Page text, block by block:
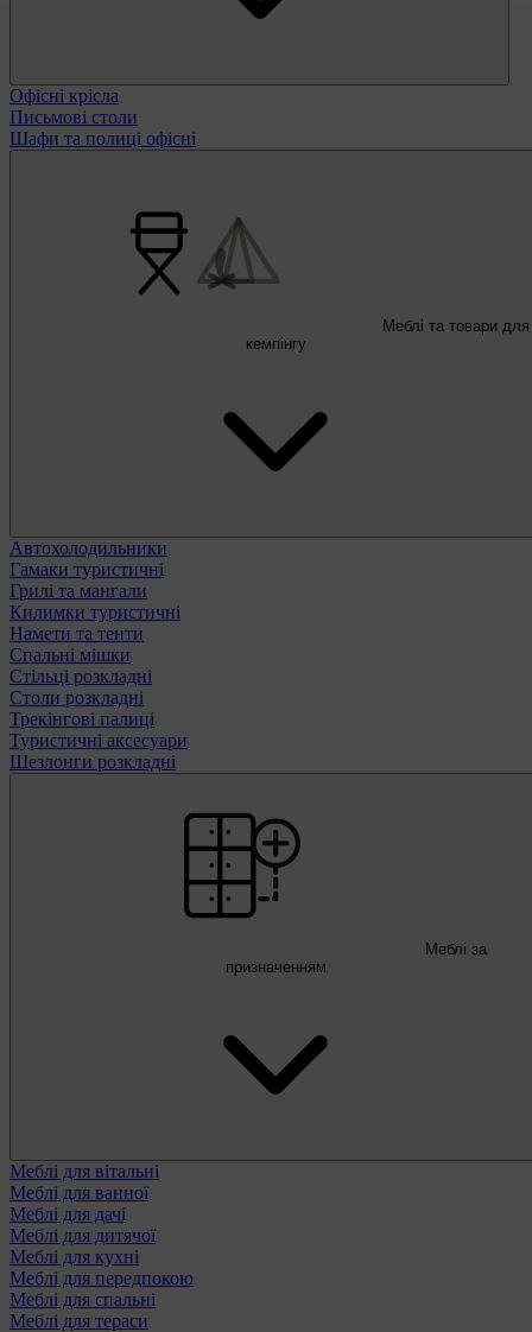
Офісні крісла
Письмові столи
Шафи та полиці офісні
Меблі та товари для
кемпінгу
Автохолодильники
Гамаки туристичні
Грилі та мангали
Килимки туристичні
Намети та тенти
Спальні мішки
Стільці розкладні
Столи розкладні
Трекінгові палиці
Туристичні аксесуари
Шезлонги розкладні
Меблі за
призначенням
Меблі для вітальні
Меблі для ванної
Меблі для дачі
Меблі для дитячої
Меблі для кухні
Меблі для передпокою
Меблі для спальні
Меблі для тераси